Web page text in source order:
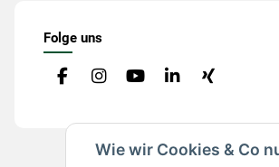
Wie wir Cookies & Co
Folge uns